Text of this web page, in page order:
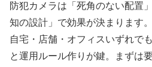
防犯カメラは「死角のない配置
知の設計」で効果が決まります。
自宅・店舗・オフィスいずれで
と運用ルール作りが鍵。まずは